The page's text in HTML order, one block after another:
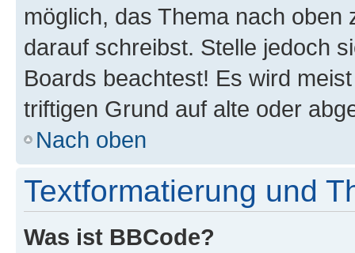
möglich, das Thema nach oben
darauf schreibst. Stelle jedoch
Boards beachtest! Es wird
triftigen Grund auf alte oder
Nach oben
Textformatierung und
Was ist BBCode?